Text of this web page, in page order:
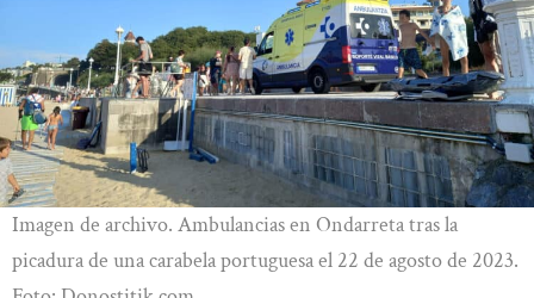
Imagen de archivo. Ambulancias en Ondarreta tras la
picadura de una carabela portuguesa el 22 de agosto de 2023.